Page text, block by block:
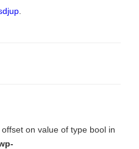
.
on value of type bool in